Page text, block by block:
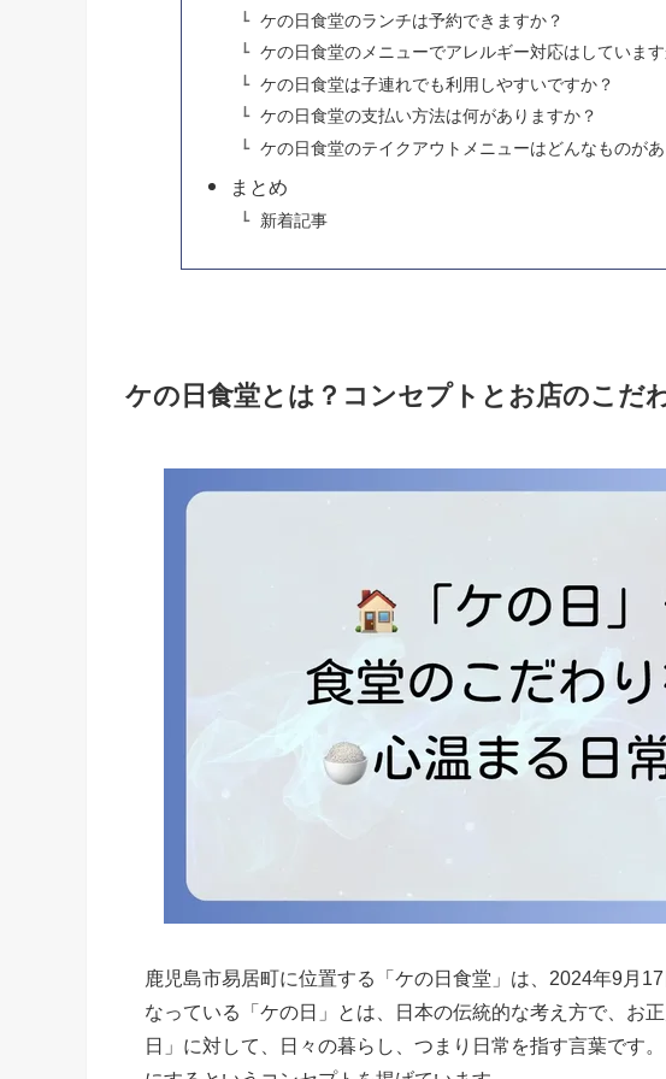
ケの日食堂のランチは予約できますか？
ケの日食堂のメニューでアレルギー対応はしています
ケの日食堂は子連れでも利用しやすいですか？
ケの日食堂の支払い方法は何がありますか？
ケの日食堂のテイクアウトメニューはどんなものが
まとめ
新着記事
ケの日食堂とは？コンセプトとお店のこだ
鹿児島市易居町に位置する「ケの日食堂」は、2024年9月
なっている「ケの日」とは、日本の伝統的な考え方で、お
日」に対して、日々の暮らし、つまり日常を指す言葉です